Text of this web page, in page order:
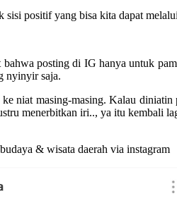
sisi positif yang bisa kita dapat
bahwa posting di IG hanya untuk
nyinyir saja.
niat masing-masing. Kalau
menerbitkan iri.., ya itu kembali
& wisata daerah via instagram